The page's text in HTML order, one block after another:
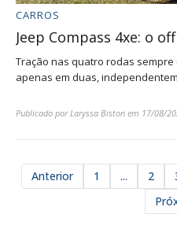
CARROS
Jeep Compass 4xe: o
Tração nas quatro rodas
apenas em duas,
Publicado porLaryssa Biston em 17/08/
Anterior 1 ... 2